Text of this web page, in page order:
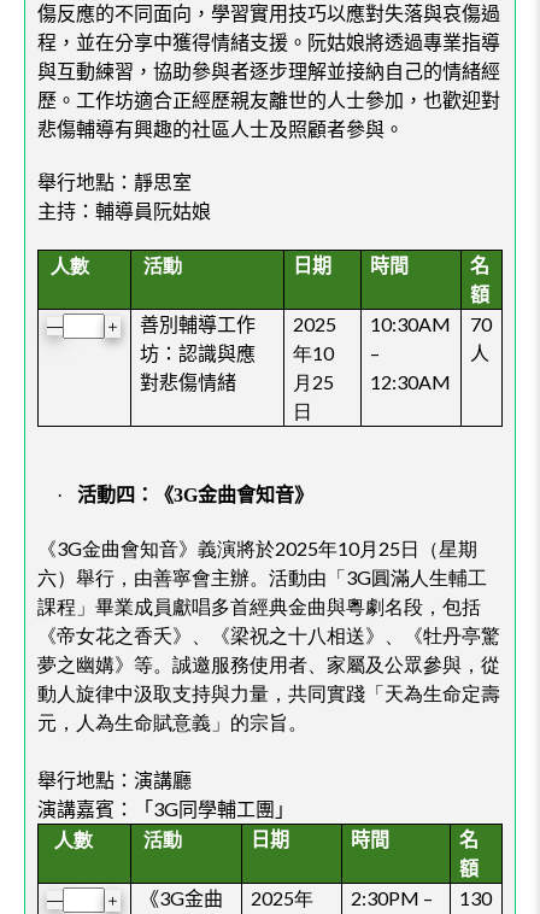
傷反應的不同面向，學習實用技巧以應對失落與哀傷過
程，並在分享中獲得情緒支援。阮姑娘將透過專業指導
與互動練習，協助參與者逐步理解並接納自己的情緒經
歷。工作坊適合正經歷親友離世的人士參加，也歡迎對
悲傷輔導有興趣的社區人士及照顧者參與。
舉行地點： 靜思室
主持：輔導員阮姑娘
人數 活動 日期 時間
名
額
— ＋
善別輔導工作
坊：認識與應
對悲傷情緒
2025
年10
月25
日
10:30AM
–
12:30AM
70
人
· 活動四：《3G金曲會知音》
《3G金曲會知音》義演將於2025年10月25日（星期
六）舉行，由善寧會主辦。活動由「3G圓滿人生輔工
課程」畢業成員獻唱多首經典金曲與粵劇名段，包括
《帝女花之香夭》、《梁祝之十八相送》、《牡丹亭驚
夢之幽媾》等。誠邀服務使用者、家屬及公眾參與，從
動人旋律中汲取支持與力量，共同實踐「天為生命定壽
元，人為生命賦意義」的宗旨。
舉行地點：演講廳
演講嘉賓：
「3G同學輔工團」
人數
活動 日期 時間
名
額
— ＋ 《3G金曲
2025年
2:30PM –
130